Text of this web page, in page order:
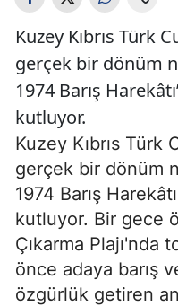
Kuzey Kıbrıs Türk
gerçek bir dönüm
1974 Barış
kutluyor.
Kuzey Kıbrıs Türk
gerçek bir dönüm
1974 Barış
kutluyor. Bir gece
Çıkarma Plajı'nda
önce adaya barış
özgürlük getiren